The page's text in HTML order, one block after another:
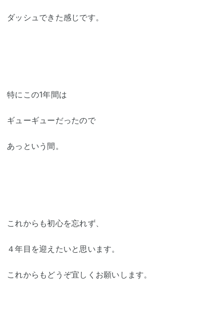
ダッシュできた感じです。
特にこの1年間は
ギューギューだったので
あっという間。
これからも初心を忘れず、
４年目を迎えたいと思います。
これからもどうぞ宜しくお願いします。